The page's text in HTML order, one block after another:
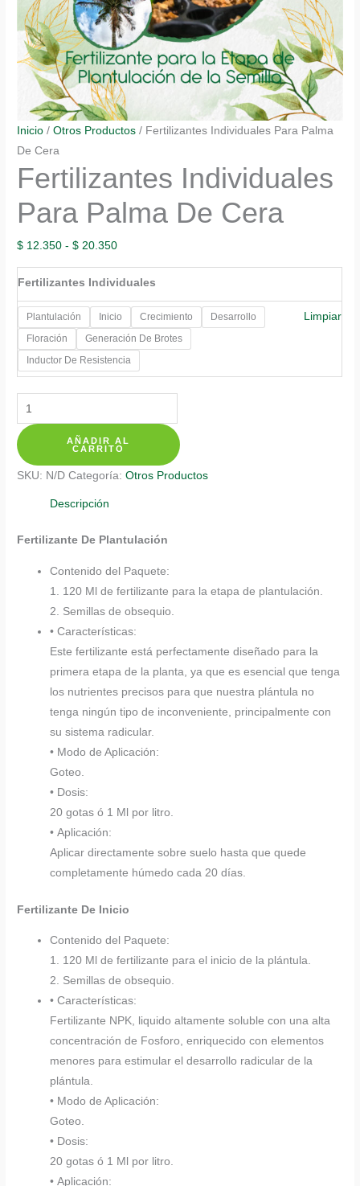
Inicio /Otros Productos / Fertilizantes Individuales Para Palma
De Cera
Fertilizantes Individuales
Para Palma De Cera
$ 12.350 - $ 20.350Rango
de
precios:
desde
$ 12.350
hasta
$ 20.350
Fertilizantes Individuales
Plantulación Inicio Crecimiento
Desarrollo
Floración
Generación De Brotes
Inductor De Resistencia
Limpiar
Fertilizantes
Individuales
Para
Palma
De
AÑADIR AL
CARRITO
SKU: N/D Categoría:Otros Productos
Descripción
Fertilizante De Plantulación
Contenido del Paquete:
1. 120 Ml de fertilizante para la etapa de plantulación.
2. Semillas de obsequio.
• Características:
Este fertilizante está perfectamente diseñado para la
primera etapa de la planta, ya que es esencial que tenga
los nutrientes precisos para que nuestra plántula no
tenga ningún tipo de inconveniente, principalmente con
su sistema radicular.
• Modo de Aplicación:
Goteo.
• Dosis:
20 gotas ó 1 Ml por litro.
• Aplicación:
Aplicar directamente sobre suelo hasta que quede
completamente húmedo cada 20 días.
Fertilizante De Inicio
Contenido del Paquete:
1. 120 Ml de fertilizante para el inicio de la plántula.
2. Semillas de obsequio.
• Características:
Fertilizante NPK, liquido altamente soluble con una alta
concentración de Fosforo, enriquecido con elementos
menores para estimular el desarrollo radicular de la
plántula.
• Modo de Aplicación:
Goteo.
• Dosis:
20 gotas ó 1 Ml por litro.
• Aplicación: